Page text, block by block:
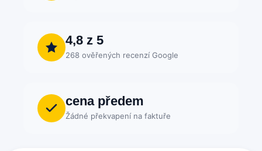
4,8 z 5
268 ověřených recenzí Google
cena předem
Žádné překvapení na faktuře